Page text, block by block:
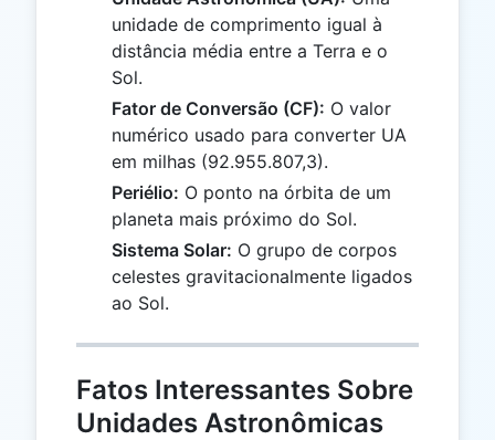
unidade de comprimento igual à
distância média entre a Terra e o
Sol.
Fator de Conversão (CF): O valor
numérico usado para converter UA
em milhas (92.955.807,3).
Periélio: O ponto na órbita de um
planeta mais próximo do Sol.
Sistema Solar: O grupo de corpos
celestes gravitacionalmente ligados
ao Sol.
Fatos Interessantes Sobre
Unidades Astronômicas